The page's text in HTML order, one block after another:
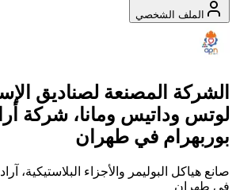
الملف الشخصي
الشركة المصنعة لصناديق
لوتس وداتيس ومانا، شركة
بوربهرام في طهران
صانع هياكل البوليمر والأجزاء البلاستيكية،
في طهران